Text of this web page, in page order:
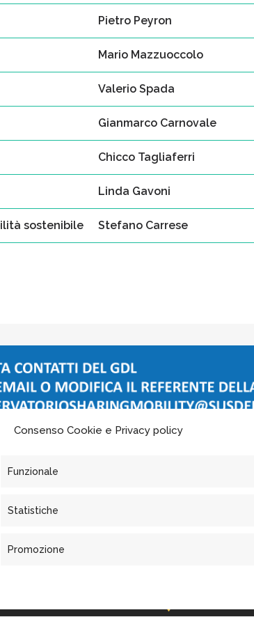
Consenso Cookie e Privacy policy
Funzionale
Statistiche
Promozione
Pietro Peyron
Mario Mazzuoccolo
Valerio Spada
Gianmarco Carnovale
Chicco Tagliaferri
Linda Gavoni
sostenibile Stefano Carrese